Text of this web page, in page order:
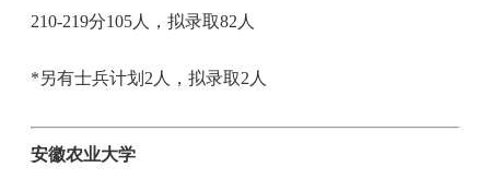
210-219分105人，拟录取82人
*另有士兵计划2人，拟录取2人
安徽农业大学